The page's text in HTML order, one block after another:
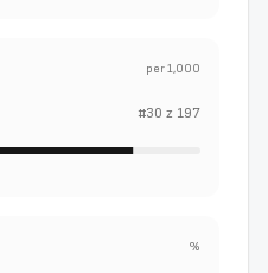
per 1,000
#30 z 197
%